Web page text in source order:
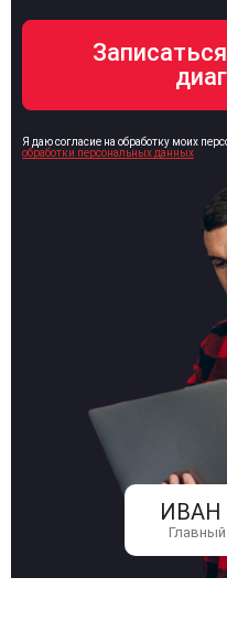
ИВАН
Я даю согласие на обработку моих
обработки персональных данных